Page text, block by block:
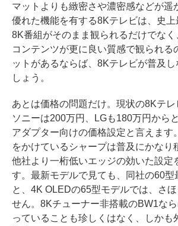
マットよりも緻密さや濃密感などが遥
優れた機能を有する8Kテレビは、史
8K番組がそのまま観られるだけでな
コンテンツが更に良い質感で観られる
ットがあるならば、8Kテレビが普及
しょう。
あとは価格の問題だけ。現状の8Kテレ
ソニーは200万円、LGも180万円から
アダプター向けの価格設定と言えます
をかけているシャープは普及にかなり
他社より一桁低いエッジの効いた設定
す。最新モデルで見ても、同社の60型
と、4K OLEDの65型モデルでは、さ
せん。8Kチューナー非搭載のBW1な
っていることも珍しくはなく、しかも